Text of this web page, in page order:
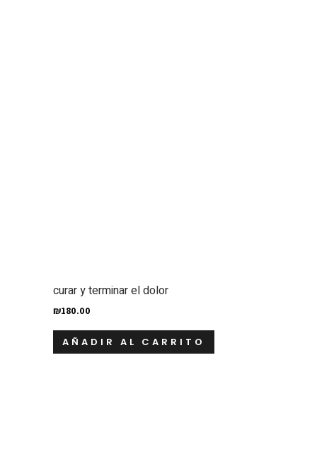
curar y terminar el dolor
₪180.00
AÑADIR AL CARRITO